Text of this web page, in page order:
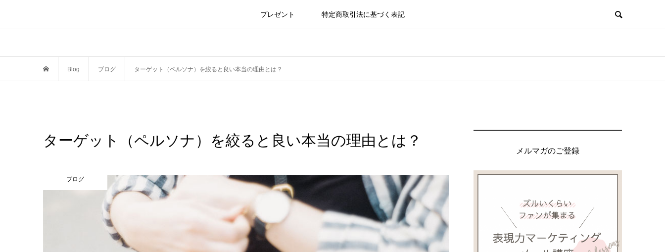
プレゼント 特定商取引法に基づく表記
Blog ブログ ターゲット（ペルソナ）を絞ると良い本当の理由とは？
ターゲット（ペルソナ）を絞ると良い本当の理由とは？
ブログ
メルマガのご登録